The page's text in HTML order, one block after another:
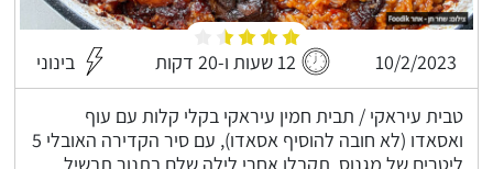
10/2/2023 12 שעות ו-20 דקות בינוני
טבית עיראקי / תבית חמין עיראקי בקלי קלות עם עוף
ואסאדו (לא חובה להוסיף אסאדו), עם סיר הקדירה האובלי 5
ליטרים של מגנוס, תקבלו אחרי לילה שלם בתנור תבשיל